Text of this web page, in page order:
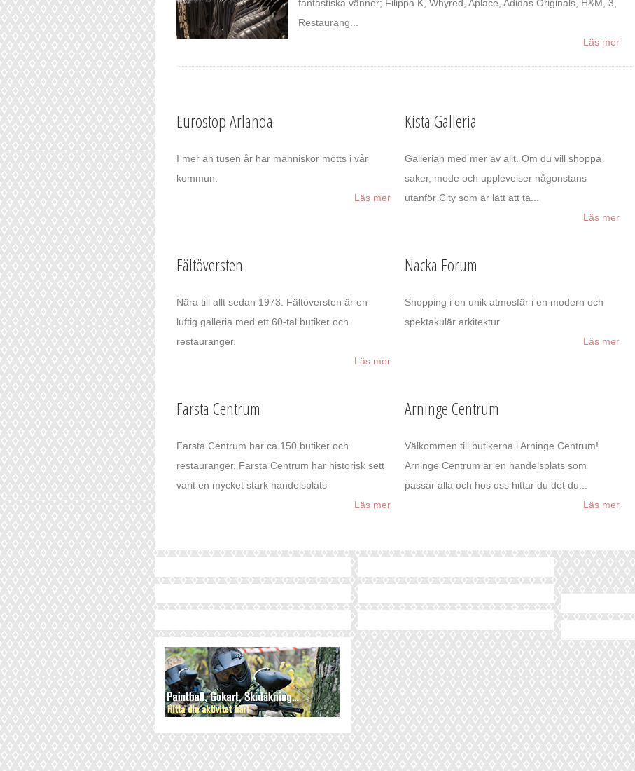
fantastiska vänner; Filippa K, Whyred, Aplace, Adidas Originals, H&M, 3,
Restaurang...
Läs mer
Eurostop Arlanda
I mer än tusen år har människor mötts i vår
kommun.
Läs mer
Kista Galleria
Gallerian med mer av allt. Om du vill shoppa
saker, mode och upplevelser någonstans
utanför City som är lätt att ta...
Läs mer
Fältöversten
Nära till allt sedan 1973. Fältöversten är en
luftig galleria med ett 60-tal butiker och
restauranger.
Läs mer
Nacka Forum
Shopping i en unik atmosfär i en modern och
spektakulär arkitektur
Läs mer
Farsta Centrum
Farsta Centrum har ca 150 butiker och
restauranger. Farsta Centrum har historisk sett
varit en mycket stark handelsplats
Läs mer
Arninge Centrum
Välkommen till butikerna i Arninge Centrum!
Arninge Centrum är en handelsplats som
passar alla och hos oss hittar du det du...
Läs mer